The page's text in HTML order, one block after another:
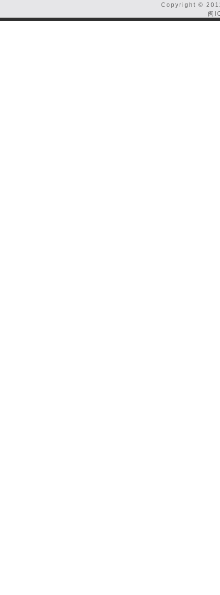
Copyright ©
闽